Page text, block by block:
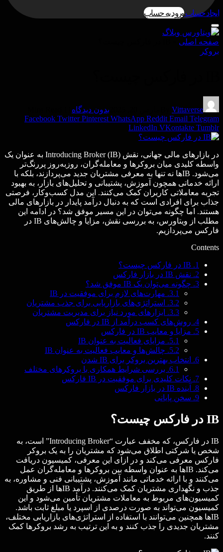
ایجاد حسابورود به حساب
صفحه اصلی
بروکر
Vittaverse بدون دیدگاه
Facebook Twitter Pinterest WhatsApp Reddit Email Telegram
LinkedIn VKontakte Tumblr
در بازارهای مالی جهانی، نقش Introducing Broker (IB) به عنوان یک
واسطه کلیدی میان بروکرها و معامله‌گران، روزبه‌روز پررنگ‌تر
می‌شود. IBها نه تنها به معرفی مشتریان جدید می‌پردازند، بلکه با
ارائه خدماتی همچون آموزش، پشتیبانی و تحلیل‌های بازار، به بهبود
تجربه معاملاتی کاربران کمک می‌کنند. این مدل کسب‌وکار، فرصتی
جذاب برای افرادی است که به دنبال درآمد پایدار در بازارهای مالی
هستند. اما چگونه می‌توان در این مسیر موفق شد؟ در ادامه این
مطلب از ویتاورس، به بررسی نقش، مزایا و چالش‌های IB در
فارکس می‌پردازیم.
Contents
1.
2. نقش IB در بازار فارکس
3. چگونه می‌توان یک IB موفق شد؟
3.1. مهارت‌های لازم برای موفقیت در IB
3.2.
استراتژی‌های بازاریابی برای جذب مشتریان
3.3.
ابزارهای مورد نیاز برای مدیریت مشتریان
4. روش‌های کسب درآمد از IB در فارکس
5. مزایا و معایب IB در فارکس
5.1. مزایای فعالیت به عنوان IB
5.2. چالش‌ها و معایب فعالیت به عنوان IB
6.
انتخاب بهترین بروکر برای IB شدن
6.1. بررسی شرایط همکاری با بروکرهای مختلف
7. نکات کلیدی برای موفقیت در IB فارکس
8.
آینده IB در بازار فارکس
9. سخن پایانی
IB در فارکس چیست؟
IB در فارکس، که مخفف عبارت “Introducing Broker” است، به
شخص یا شرکتی اطلاق می‌شود که مشتریان را به یک بروکر
فارکس معرفی می‌کند و در ازای این معرفی، کمیسیون دریافت
می‌کند. IBها به عنوان واسطه بین بروکرها و معامله‌گران عمل
می‌کنند و با ارائه خدماتی مانند آموزش، پشتیبانی فنی و مشاوره، به
جذب و نگهداری مشتریان کمک می‌کنند. درآمد IBها از طریق
کمیسیون‌های مربوط به معاملات مشتریان تأمین می‌شود و این
کمیسیون می‌تواند به صورت درصدی از اسپرد یا مبلغ ثابت باشد.
IBها همچنین می‌توانند با استفاده از استراتژی‌های بازاریابی مختلف،
مشتریان جدیدی را جذب کنند و به این ترتیب به رشد بروکرها کمک
کنند.